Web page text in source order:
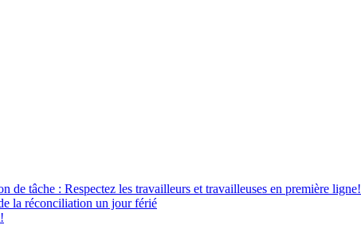
de tâche : Respectez les travailleurs et travailleuses en première ligne!
la réconciliation un jour férié